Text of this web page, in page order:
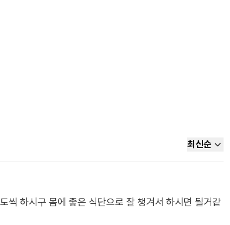
최신순
씩 하시구 몸에 좋은 식단으로 잘 챙겨서 하시면 될거같